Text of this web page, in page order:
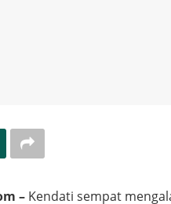
– Kendati sempat